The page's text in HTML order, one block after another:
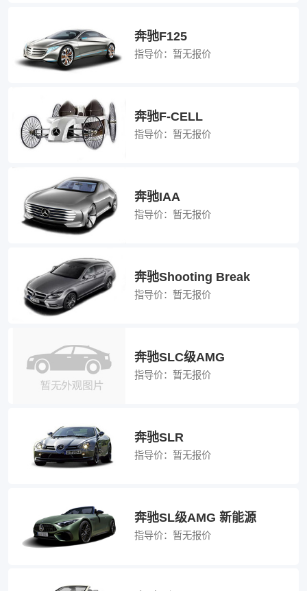
奔驰F125
指导价： 暂无报价
奔驰F-CELL
指导价： 暂无报价
奔驰IAA
指导价： 暂无报价
奔驰Shooting Break
指导价： 暂无报价
奔驰SLC级AMG
指导价： 暂无报价
奔驰SLR
指导价： 暂无报价
奔驰SL级AMG 新能源
指导价： 暂无报价